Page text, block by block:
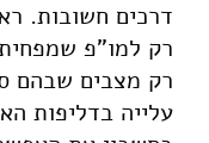
דרכים חשובות.
רק למו"פ שמפחית
רק מצבים שבהם
עלייה בדליפות